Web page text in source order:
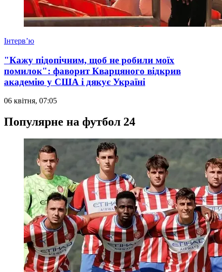
Інтерв’ю
"Кажу підопічним, щоб не робили моїх
помилок": фаворит Кварцяного відкрив
академію у США і дякує Україні
06 квітня, 07:05
Популярне на футбол 24